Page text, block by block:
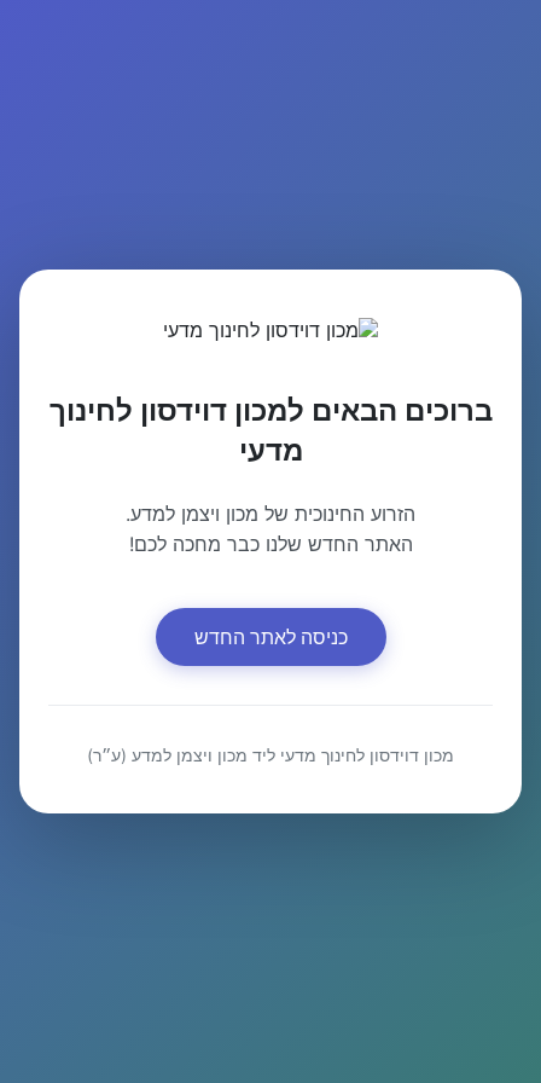
ברוכים הבאים למכון דוידסון לחינוך
מדעי
הזרוע החינוכית של מכון ויצמן למדע.
האתר החדש שלנו כבר מחכה לכם!
כניסה לאתר החדש
מכון דוידסון לחינוך מדעי ליד מכון ויצמן למדע (ע״ר)